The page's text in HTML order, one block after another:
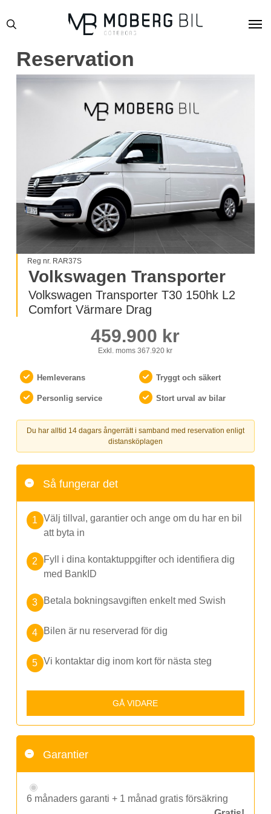
to
contentReservation
Volkswagen Transporter
Reg nr. RAR37S
Volkswagen Transporter T30 150hk L2
Comfort Värmare Drag
459.900 kr
Exkl. moms367.920 kr
Hemleverans Tryggt och säkert
Personlig service Stort urval av bilar
Du har alltid 14 dagars ångerrätt i samband med reservation enligt
distansköplagen
Så fungerar det
Välj tillval, garantier och ange om du har en bil
att byta in
Fyll i dina kontaktuppgifter och identifiera dig
med BankID
Betala bokningsavgiften enkelt med Swish
Bilen är nu reserverad för dig
Vi kontaktar dig inom kort för nästa steg
GÅ VIDARE
Garantier
6 månaders garanti + 1 månad gratis försäkring